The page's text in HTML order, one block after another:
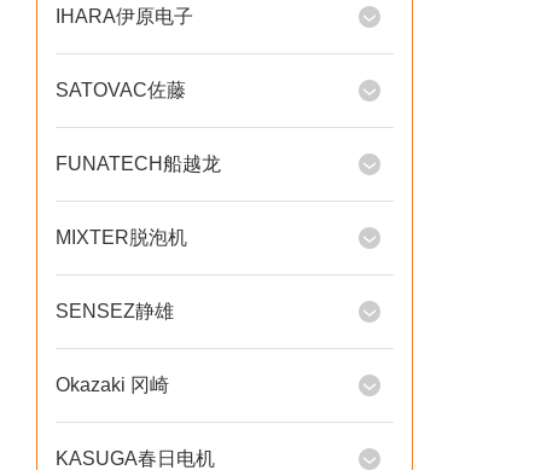
IHARA伊原电子
SATOVAC佐藤
FUNATECH船越龙
MIXTER脱泡机
SENSEZ静雄
Okazaki 冈崎
KASUGA春日电机